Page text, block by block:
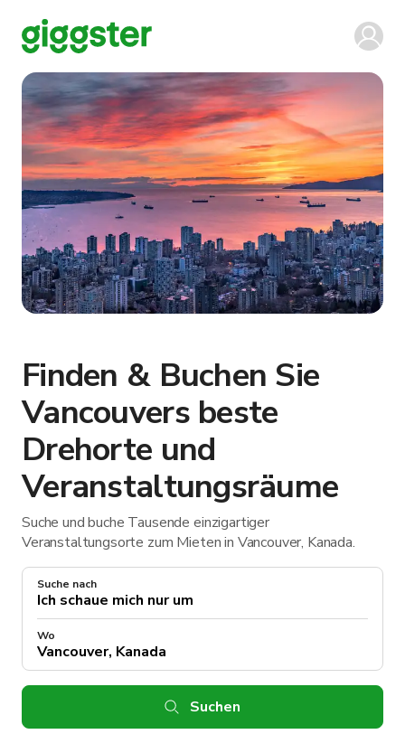
Finden & Buchen Sie
Vancouvers beste
Drehorte und
Veranstaltungsräume
Suche und buche Tausende einzigartiger
Veranstaltungsorte zum Mieten in Vancouver, Kanada.
Suche nach
Wo
Suchen